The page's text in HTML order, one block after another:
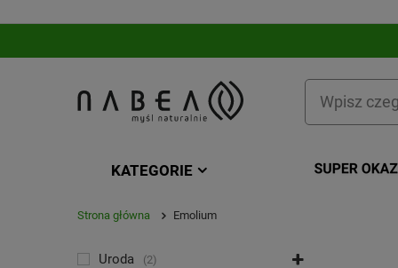
KATEGORIE
Strona główna Emolium
KATEGORIA
Uroda 2